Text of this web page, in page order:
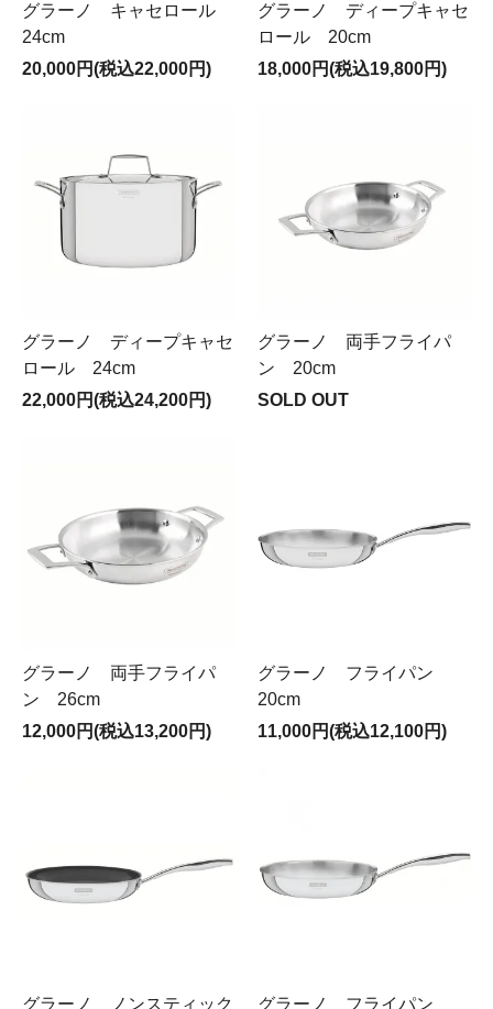
グラーノ キャセロール
24cm
20,000円(税込22,000円)
グラーノ ディープキャセ
ロール 20cm
18,000円(税込19,800円)
グラーノ ディープキャセ
ロール 24cm
22,000円(税込24,200円)
グラーノ 両手フライパ
ン 20cm
SOLD OUT
グラーノ 両手フライパ
ン 26cm
12,000円(税込13,200円)
グラーノ フライパン
20cm
11,000円(税込12,100円)
グラーノ ノンスティック
グラーノ フライパン